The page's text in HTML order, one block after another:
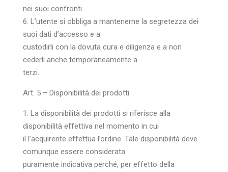
nei suoi confronti.
6. L’utente si obbliga a mantenerne la segretezza dei
suoi dati d’accesso e a
custodirli con la dovuta cura e diligenza e a non
cederli anche temporaneamente a
terzi.
Art. 5 – Disponibilità dei prodotti
1. La disponibilità dei prodotti si riferisce alla
disponibilità effettiva nel momento in cui
il l’acquirente effettua l’ordine. Tale disponibilità deve
comunque essere considerata
puramente indicativa perché, per effetto della